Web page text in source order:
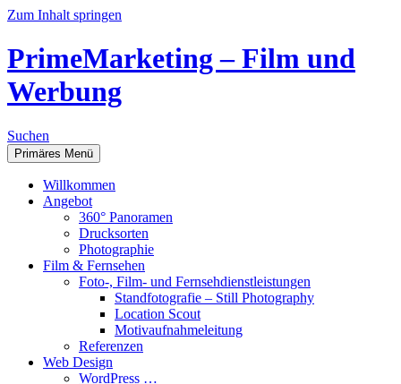
Zum Inhalt springen
PrimeMarketing – Film und
Werbung
Suchen
Primäres Menü
Willkommen
Angebot
360° Panoramen
Drucksorten
Photographie
Film & Fernsehen
Foto-, Film- und Fernsehdienstleistungen
Standfotografie – Still Photography
Location Scout
Motivaufnahmeleitung
Referenzen
Web Design
WordPress …